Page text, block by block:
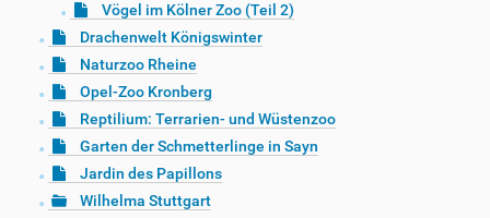
Vögel im Kölner Zoo (Teil 2)
Drachenwelt Königswinter
Naturzoo Rheine
Opel-Zoo Kronberg
Reptilium: Terrarien- und Wüstenzoo
Garten der Schmetterlinge in Sayn
Jardin des Papillons
Wilhelma Stuttgart